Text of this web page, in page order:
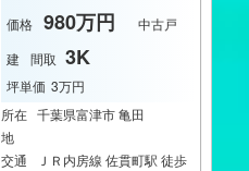
価格 980万円
中古戸
建
間取 3K
坪単価 3万円
所在
地
千葉県富津市 亀田
交通
ＪＲ内房線 佐貫町駅 徒歩